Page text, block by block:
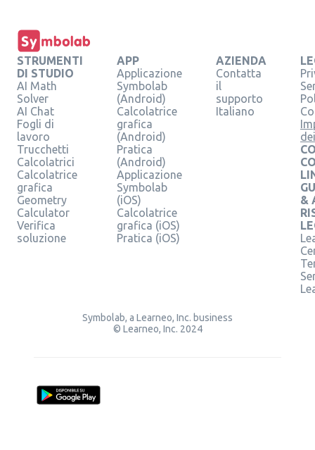
STRUMENTI
DI STUDIO
AI Math
Solver
AI Chat
Fogli di
lavoro
Trucchetti
Calcolatrici
Calcolatrice
grafica
Geometry
Calculator
Verifica
soluzione
APP
Applicazione
Symbolab
(Android)
Calcolatrice
grafica
(Android)
Pratica
(Android)
Applicazione
Symbolab
(iOS)
Calcolatrice
grafica (iOS)
Pratica (iOS)
AZIENDA
Contatta
il
supporto
Italiano
&
Symbolab, a Learneo, Inc. business
© Learneo, Inc. 2024